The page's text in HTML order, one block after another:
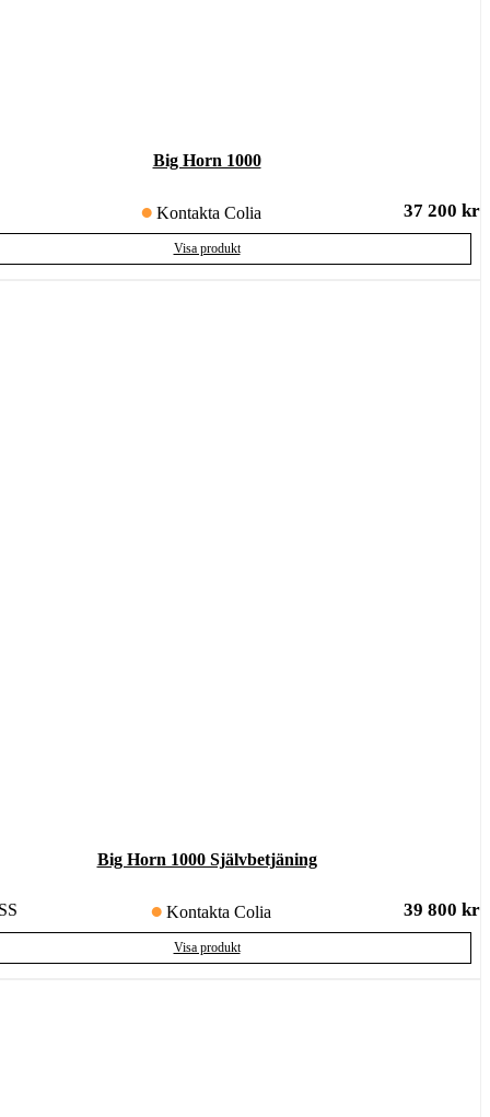
Big Horn 1000
Kontakta Colia 37 200 kr
Visa produkt
Big Horn 1000 Självbetjäning
Kontakta Colia 39 800 kr
Visa produkt